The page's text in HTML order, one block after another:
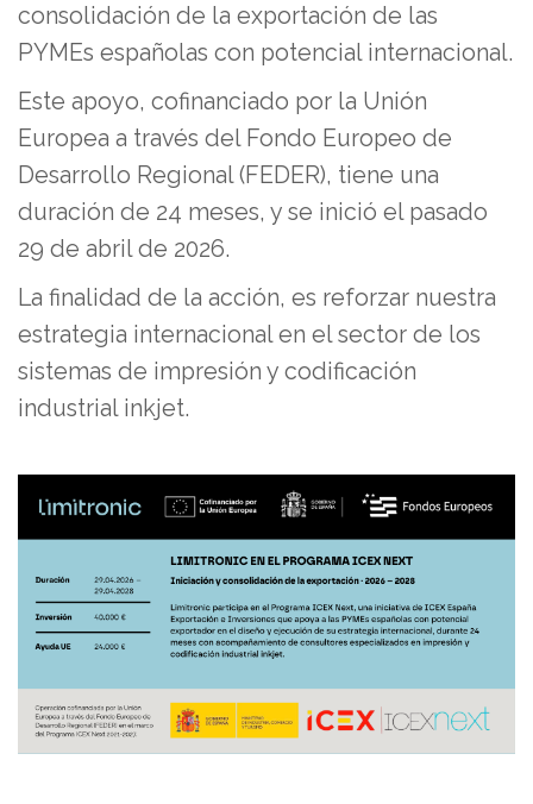
consolidación de la exportación de las
PYMEs españolas con potencial internacional.
Este apoyo, cofinanciado por la Unión
Europea a través del Fondo Europeo de
Desarrollo Regional (FEDER), tiene una
duración de 24 meses, y se inició el pasado
29 de abril de 2026.
La finalidad de la acción, es reforzar nuestra
estrategia internacional en el sector de los
sistemas de impresión y codificación
industrial inkjet.